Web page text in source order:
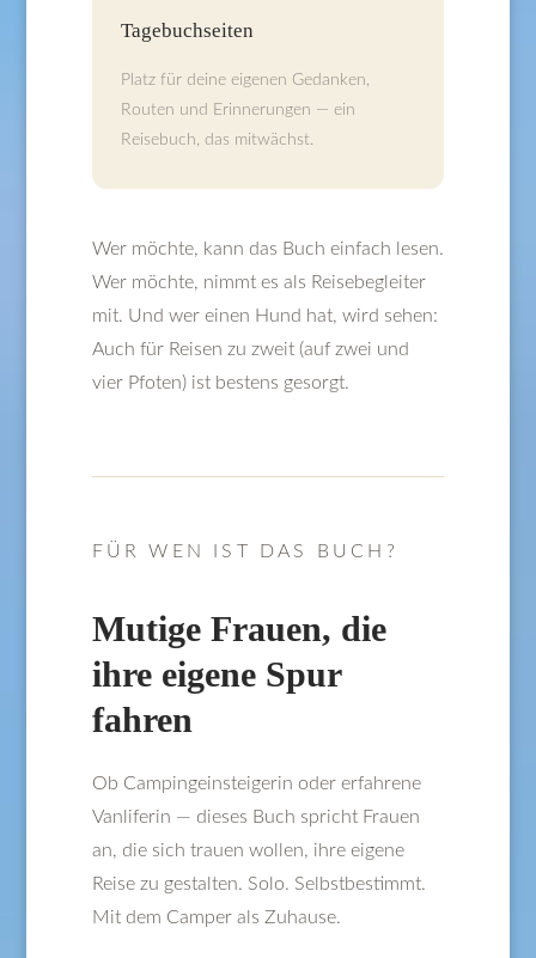
Tagebuchseiten
Platz für deine eigenen Gedanken,
Routen und Erinnerungen — ein
Reisebuch, das mitwächst.
Wer möchte, kann das Buch einfach lesen.
Wer möchte, nimmt es als Reisebegleiter
mit. Und wer einen Hund hat, wird sehen:
Auch für Reisen zu zweit (auf zwei und
vier Pfoten) ist bestens gesorgt.
FÜR WEN IST DAS BUCH?
Mutige Frauen, die
ihre eigene Spur
fahren
Ob Campingeinsteigerin oder erfahrene
Vanliferin — dieses Buch spricht Frauen
an, die sich trauen wollen, ihre eigene
Reise zu gestalten. Solo. Selbstbestimmt.
Mit dem Camper als Zuhause.